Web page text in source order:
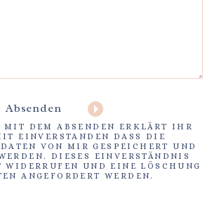
Absenden
MIT DEM ABSENDEN ERKLÄRT IHR
EINVERSTANDEN DASS DIE
VON MIR GESPEICHERT UND
DIESES EINVERSTÄNDNIS
WIDERRUFEN UND EINE LÖSCHUNG
ANGEFORDERT WERDEN.